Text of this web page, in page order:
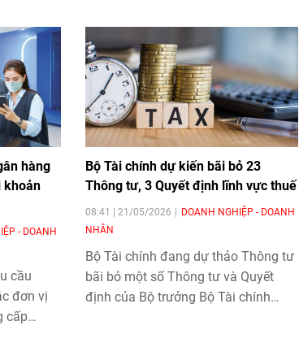
hàng
khoản
- DOANH
cầu
đơn vị
cấp
Bộ Tài chính dự kiến bãi bỏ 23
Thông tư, 3 Quyết định lĩnh vực thuế
08:41 | 21/05/2026
DOANH NGHIỆP - DOANH
NHÂN
Bộ Tài chính đang dự thảo Thông tư
bãi bỏ một số Thông tư và Quyết
định của Bộ trưởng Bộ Tài chính